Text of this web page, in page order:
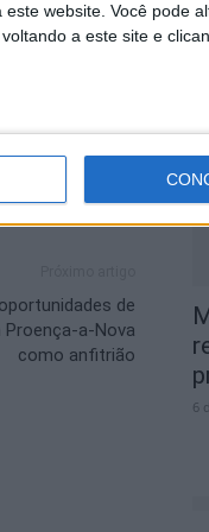
website. Você pode
a este site e
de
a-Nova
como anfitrião
6